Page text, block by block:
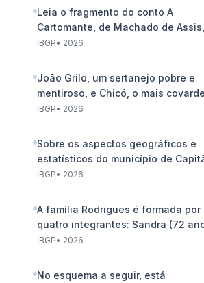
Leia o fragmento do conto A
Cartomante, de Machado de
resp...
IBGP• 2026
João Grilo, um sertanejo pobre e
mentiroso, e Chicó, o mais
IBGP• 2026
Sobre os aspectos geográficos e
estatísticos do município de
IBGP• 2026
A família Rodrigues é formada por
quatro integrantes: Sandra (72
IBGP• 2026
No esquema a seguir, está